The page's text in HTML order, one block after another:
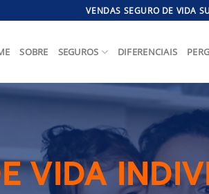
VENDAS SEGURO DE VIDA
SOBRE SEGUROS DIFERENCIAIS
VIDA